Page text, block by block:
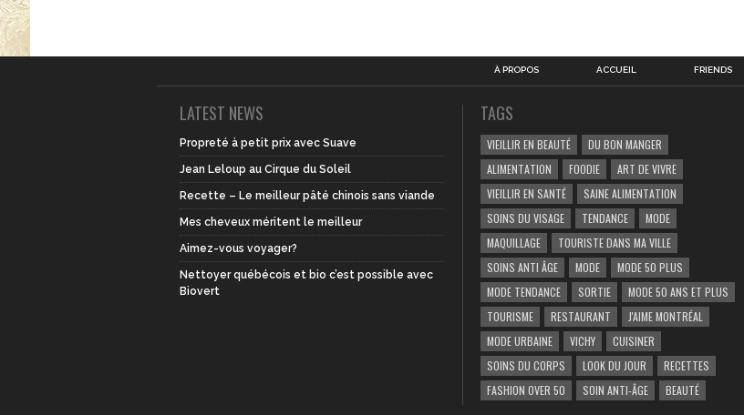
À PROPOS ACCUEIL FRIENDS
LATEST NEWS
Propreté à petit prix avec Suave
Jean Leloup au Cirque du Soleil
Recette – Le meilleur pâté chinois sans viande
Mes cheveux méritent le meilleur
Aimez-vous voyager?
Nettoyer québécois et bio c’est possible avec
Biovert
TAGS
VIEILLIR EN BEAUTÉ
DU BON MANGER
ALIMENTATION
FOODIE
ART DE VIVRE
VIEILLIR EN SANTÉ
SAINE ALIMENTATION
SOINS DU VISAGE
TENDANCE
MODE
MAQUILLAGE
TOURISTE DANS MA VILLE
SOINS ANTI ÂGE
MODE
MODE 50 PLUS
MODE TENDANCE
SORTIE
MODE 50 ANS ET PLUS
TOURISME
RESTAURANT
J'AIME MONTRÉAL
MODE URBAINE
VICHY
CUISINER
SOINS DU CORPS
LOOK DU JOUR
RECETTES
FASHION OVER 50
SOIN ANTI-ÂGE BEAUTÉ